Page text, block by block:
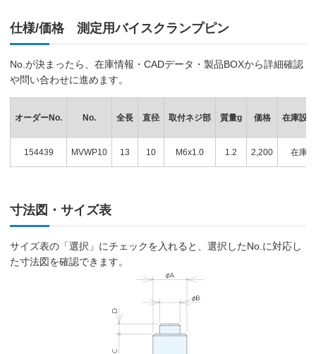
仕様/価格 測定用バイスクランプピン
No.が決まったら、在庫情報・CADデータ・製品BOXから詳細確認
や問い合わせに進めます。
オーダーNo. No. 全長 直径 取付ネジ部 質量g 価格 在庫設定
154439 MVWP10 13 10 M6x1.0 1.2 2,200 在庫
寸法図・サイズ表
サイズ表の「選択」にチェックを入れると、選択したNo.に対応し
た寸法図を確認できます。